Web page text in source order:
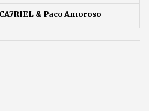
& Paco Amoroso